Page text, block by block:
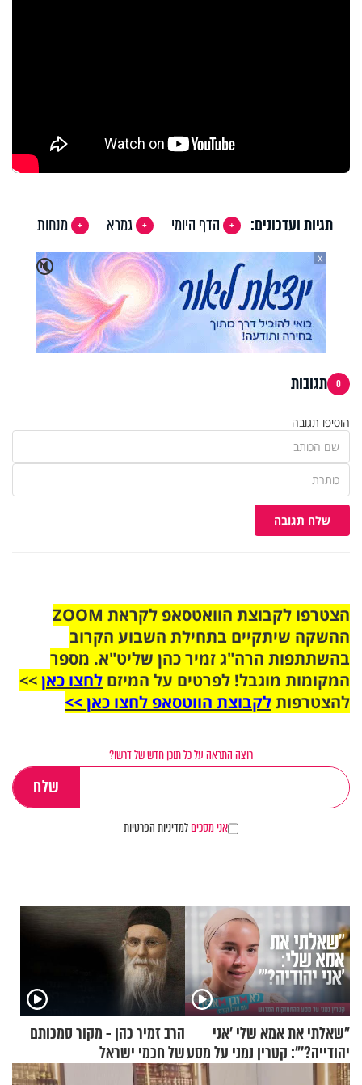
תגיות ועדכונים: הדף היומי גמרא
מנחות
🔇
X
0 תגובות
הוסיפו תגובה
שלח תגובה
הצטרפו לקבוצת הוואטסאפ לקראת ZOOM
ההשקה שיתקיים בתחילת השבוע הקרוב
בהשתתפות הרה"ג זמיר כהן שליט"א. מספר
המקומות מוגבל! לפרטים על המיזם לחצו כאן>>
להצטרפותלקבוצת הווטסאפ לחצו כאן >>
רוצה התראה על כל תוכן חדש של דרשו?
אני מסכיםלמדיניות הפרטיות
"שאלתי את אמא שלי 'אני
יהודייה?'": קטרין נמני על מסע
ההתחזקות המרגש
הרב זמיר כהן - מקור סמכותם
של חכמי ישראל